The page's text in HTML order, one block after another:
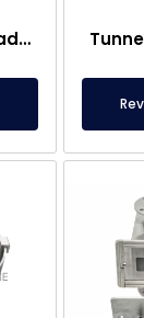
500×400 mm Lade Magneet – Eenvoudig te Reinigen